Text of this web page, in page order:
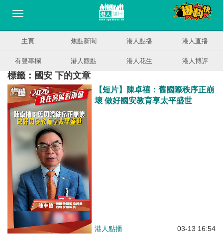
主頁 焦點新聞 港人點播 港人直播
有聲專欄 港人觀點 港人花生 港人博評
標籤：國安 下的文章
【短片】陳卓禧：舊國際秩序正崩
壞 做好國安教育享太平盛世
港人點播 03-13 16:54